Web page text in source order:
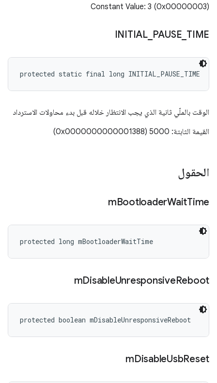
Constant Value: 3 (0x00000003)
INITIAL_ PAUSE TIME
protected static final long INITIAL_PAUSE_TIME
الوقت بالملّي ثانية الذي يجب الانتظار خلاله قبل بدء محاولات الاسترداد
القيمة الثابتة: 5000 (0x0000000000001388)
الحقول
mBootloaderWaitTime
protected long mBootloaderWaitTime
mDisableUnresponsiveReboot
protected boolean mDisableUnresponsiveReboot
mDisableUsbReset